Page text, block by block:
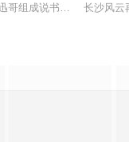
背叛。她从恨意中涅槃
哥组成说书班子，偶遇“
长沙风云